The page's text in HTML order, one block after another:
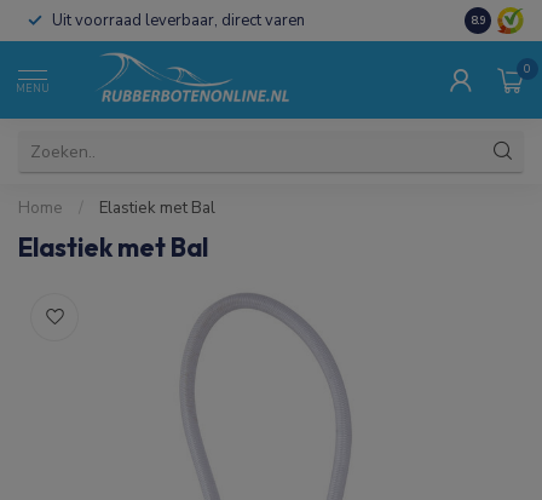
Uit voorraad leverbaar, direct varen Al 15 jaar
8.9
MENU
0
Home / Elastiek met Bal
Elastiek met Bal